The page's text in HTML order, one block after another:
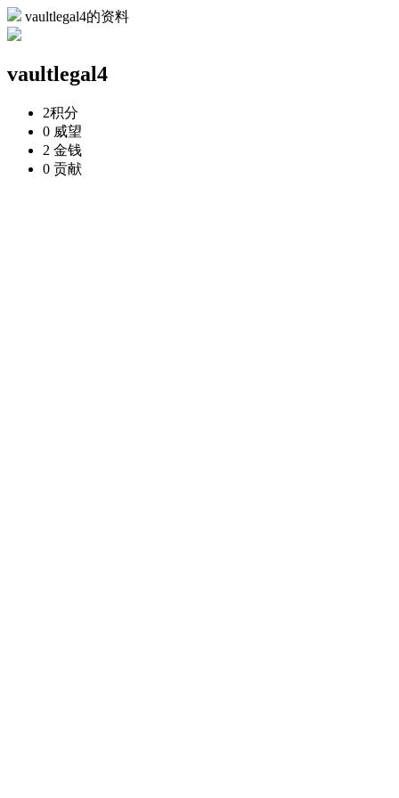
vaultlegal4的资料
vaultlegal4
2积分
0 威望
2 金钱
0 贡献